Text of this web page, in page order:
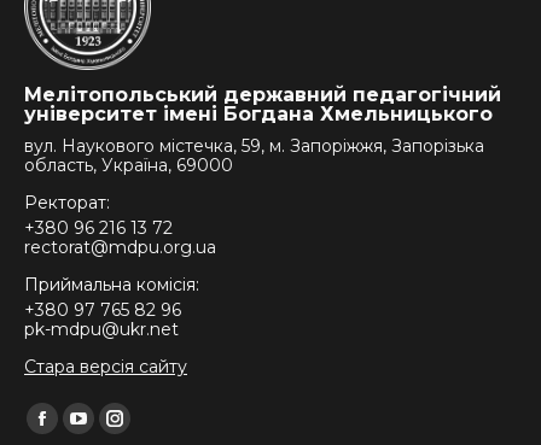
Мелітопольський державний педагогічний
університет імені Богдана Хмельницького
вул. Наукового містечка, 59, м. Запоріжжя, Запорізька
область, Україна, 69000
Ректорат:
+380 96 216 13 72
rectorat@mdpu.org.ua
Приймальна комісія:
+380 97 765 82 96
pk-mdpu@ukr.net
Стара версія сайту
Find us on:
Facebook
YouTubeInstagram